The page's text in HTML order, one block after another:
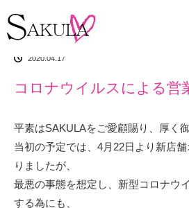
コロナウイルスによる営業
2020.04.17
コロナウイルスによる営
平素はSAKULAをご愛顧賜り、厚く
当初の予定では、4月22日より新店
りましたが、
最悪の事態を想定し、新型コロナウ
する為にも、